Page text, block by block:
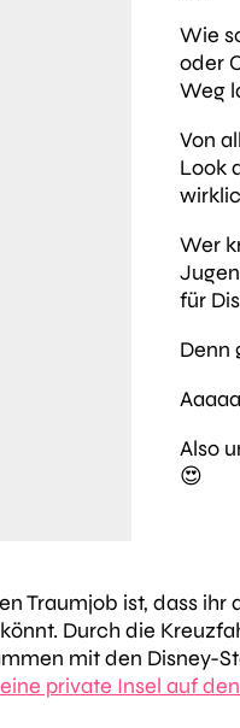
Wie
oder
Weg
Von
Look
Wer
für
Denn
Also
😍
Traumjob ist, dass
Durch die
mit den Disney-
private Insel auf